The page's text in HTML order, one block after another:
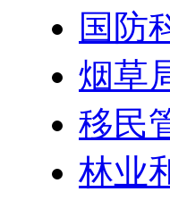
国防
烟草
移民
林业